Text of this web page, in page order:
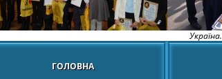
ГОЛОВНА